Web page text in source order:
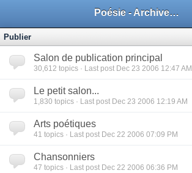
Poésie - Archives de Toute La Poésie - 2005 - 2006
Publier
Salon de publication principal
30,612 topics · Last post Dec 23 2006 12:47 AM
Le petit salon...
1,830 topics · Last post Dec 23 2006 12:19 AM
Arts poétiques
41 topics · Last post Dec 22 2006 07:09 PM
Chansonniers
47 topics · Last post Dec 22 2006 06:36 PM